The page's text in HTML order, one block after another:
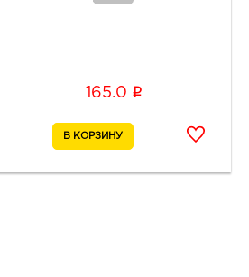
165.0 i